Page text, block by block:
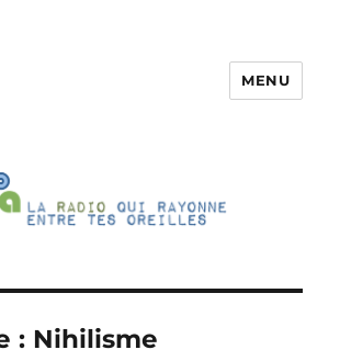
MENU
: Nihilisme